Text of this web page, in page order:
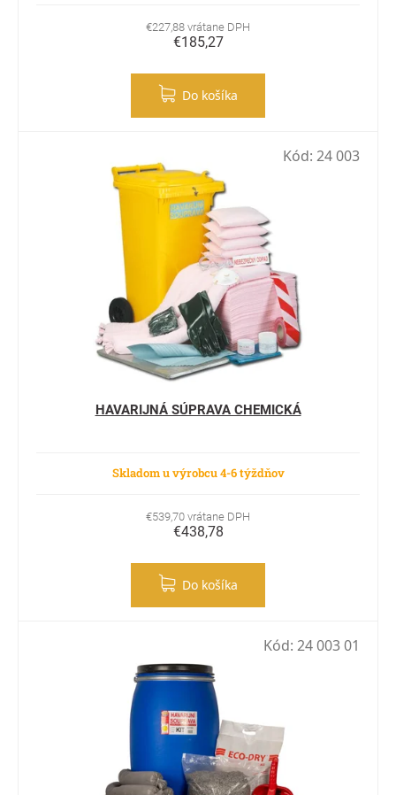
€227,88 vrátane DPH
€185,27
Do košíka
HAVARIJNÁ SÚPRAVA CHEMICKÁ
Skladom u výrobcu 4-6 týždňov
€539,70 vrátane DPH
€438,78
Do košíka
Kód: 24 003
Kód: 24 003 01